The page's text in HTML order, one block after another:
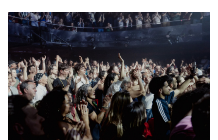
FESTIVAL
LES
Dina Belenkaya
5 DÉCEMBRE 2026